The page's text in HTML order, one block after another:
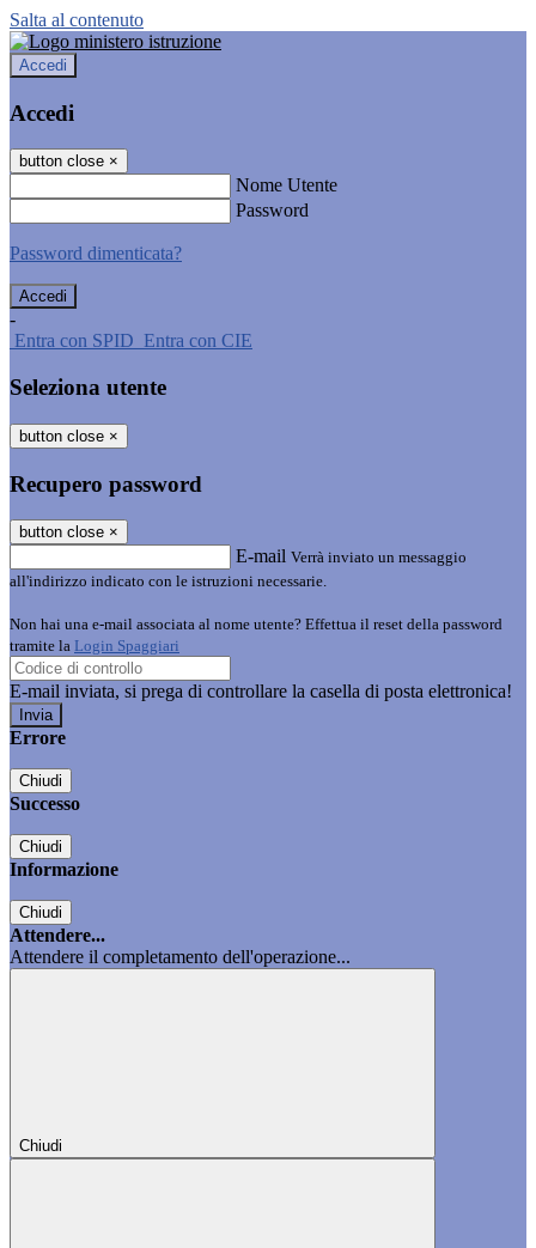
Salta al contenuto
Accedi
Accedi
button close ×
Nome Utente
Password
Password dimenticata?
-
Entra con SPID Entra con CIE
Seleziona utente
button close ×
Recupero password
button close ×
E-mail Verrà inviato un messaggio
all'indirizzo indicato con le istruzioni necessarie.
Non hai una e-mail associata al nome utente? Effettua il reset della password
tramite la Login Spaggiari
E-mail inviata, si prega di controllare la casella di posta elettronica!
Errore
Chiudi
Successo
Chiudi
Informazione
Chiudi
Attendere...
Attendere il completamento dell'operazione...
Chiudi